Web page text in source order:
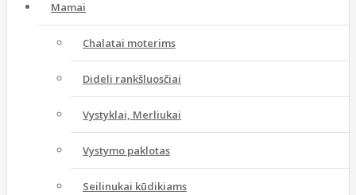
Mamai
Chalatai moterims
Dideli rankšluosčiai
Vystyklai, Merliukai
Vystymo paklotas
Seilinukai kūdikiams